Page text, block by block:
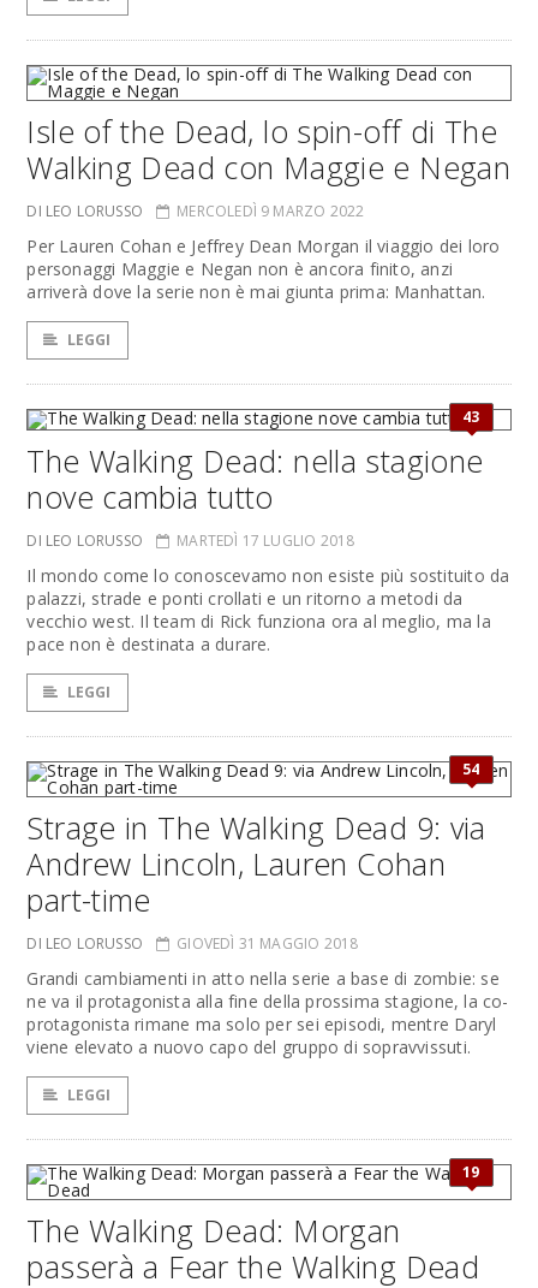
Isle of the Dead, lo spin-off di The
Walking Dead con Maggie e Negan
DI LEO LORUSSO MERCOLEDÌ 9 MARZO 2022
Per Lauren Cohan e Jeffrey Dean Morgan il viaggio dei loro
personaggi Maggie e Negan non è ancora finito, anzi
arriverà dove la serie non è mai giunta prima: Manhattan.
LEGGI
43
The Walking Dead: nella stagione
nove cambia tutto
DI LEO LORUSSO MARTEDÌ 17 LUGLIO 2018
Il mondo come lo conoscevamo non esiste più sostituito da
palazzi, strade e ponti crollati e un ritorno a metodi da
vecchio west. Il team di Rick funziona ora al meglio, ma la
pace non è destinata a durare.
LEGGI
54
Strage in The Walking Dead 9: via
Andrew Lincoln, Lauren Cohan
part-time
DI LEO LORUSSO GIOVEDÌ 31 MAGGIO 2018
Grandi cambiamenti in atto nella serie a base di zombie: se
ne va il protagonista alla fine della prossima stagione, la co-
protagonista rimane ma solo per sei episodi, mentre Daryl
viene elevato a nuovo capo del gruppo di sopravvissuti.
LEGGI
19
The Walking Dead: Morgan
passerà a Fear the Walking Dead